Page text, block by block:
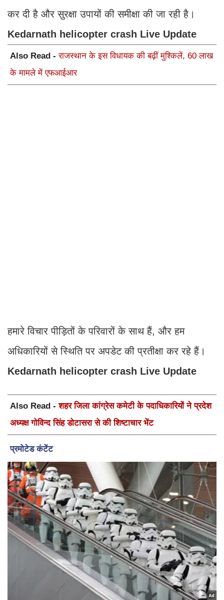
कर दी है और सुरक्षा उपायों की समीक्षा की जा रही है।
Kedarnath helicopter crash Live Update
Also Read -राजस्थान के इस विधायक की बढ़ीं मुश्किलें, 60 लाख
के मामले में एफआईआर
हमारे विचार पीड़ितों के परिवारों के साथ हैं, और हम
अधिकारियों से स्थिति पर अपडेट की प्रतीक्षा कर रहे हैं।
Kedarnath helicopter crash Live Update
Also Read -शहर जिला कांग्रेस कमेटी के पदाधिकारियों ने प्रदेश
अध्यक्ष गोविन्द सिंह डोटासरा से की शिष्टाचार भेंट